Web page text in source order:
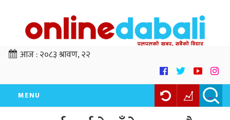
आज :२०८३ श्रावण, २२
MENU